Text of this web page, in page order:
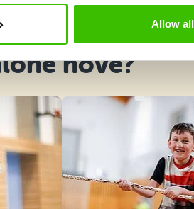
Allow all
nové?